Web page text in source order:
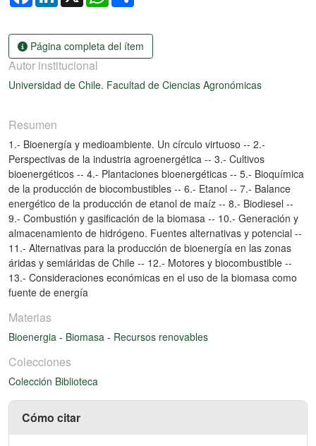
Página completa del ítem
Autor institucional
Universidad de Chile. Facultad de Ciencias Agronómicas
Resumen
1.- Bioenergía y medioambiente. Un círculo virtuoso -- 2.-
Perspectivas de la industria agroenergética -- 3.- Cultivos
bioenergéticos -- 4.- Plantaciones bioenergéticas -- 5.- Bioquímica
de la producción de biocombustibles -- 6.- Etanol -- 7.- Balance
energético de la producción de etanol de maíz -- 8.- Biodiesel --
9.- Combustión y gasificación de la biomasa -- 10.- Generación y
almacenamiento de hidrógeno. Fuentes alternativas y potencial --
11.- Alternativas para la producción de bioenergía en las zonas
áridas y semiáridas de Chile -- 12.- Motores y biocombustible --
13.- Consideraciones económicas en el uso de la biomasa como
fuente de energía
Materias
Bioenergia - Biomasa - Recursos renovables
Colecciones
Colección Biblioteca
Cómo citar